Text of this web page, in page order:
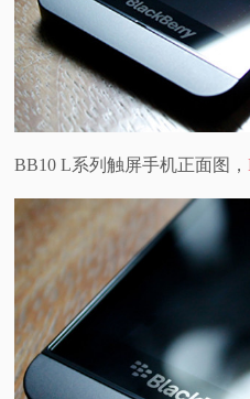
验
专
题
BB10 L系列触屏手机正面图，